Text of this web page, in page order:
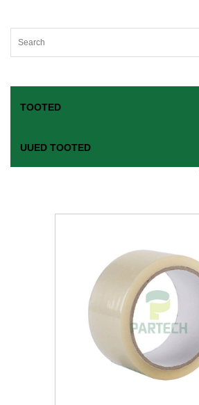
TOOTED
UUED TOOTED